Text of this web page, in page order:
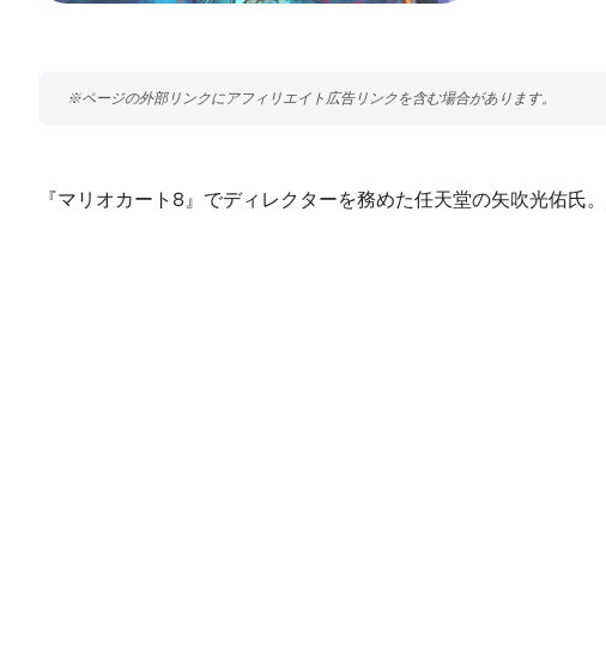
『マリオカート8』でディレクターを務めた任天堂の矢吹光佑氏。